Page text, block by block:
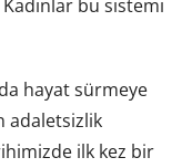
Kadınlar bu sistemi
hayat sürmeye
adaletsizlik
ilk kez bir